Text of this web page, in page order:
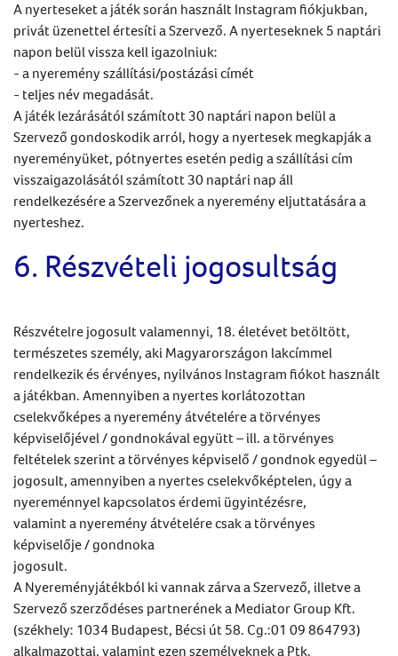
A nyerteseket a játék során használt Instagram fiókjukban,
privát üzenettel értesíti a Szervező. A nyerteseknek 5 naptári
napon belül vissza kell igazolniuk:
- a nyeremény szállítási/postázási címét
- teljes név megadását.
A játék lezárásától számított 30 naptári napon belül a
Szervező gondoskodik arról, hogy a nyertesek megkapják a
nyereményüket, pótnyertes esetén pedig a szállítási cím
visszaigazolásától számított 30 naptári nap áll
rendelkezésére a Szervezőnek a nyeremény eljuttatására a
nyerteshez.
6. Részvételi jogosultság
Részvételre jogosult valamennyi, 18. életévet betöltött,
természetes személy, aki Magyarországon lakcímmel
rendelkezik és érvényes, nyilvános Instagram fiókot használt
a játékban. Amennyiben a nyertes korlátozottan
cselekvőképes a nyeremény átvételére a törvényes
képviselőjével / gondnokával együtt – ill. a törvényes
feltételek szerint a törvényes képviselő / gondnok egyedül –
jogosult, amennyiben a nyertes cselekvőképtelen, úgy a
nyereménnyel kapcsolatos érdemi ügyintézésre,
valamint a nyeremény átvételére csak a törvényes
képviselője / gondnoka
jogosult.
A Nyereményjátékból ki vannak zárva a Szervező, illetve a
Szervező szerződéses partnerének a Mediator Group Kft.
(székhely: 1034 Budapest, Bécsi út 58. Cg.:01 09 864793)
alkalmazottai, valamint ezen személyeknek a Ptk.